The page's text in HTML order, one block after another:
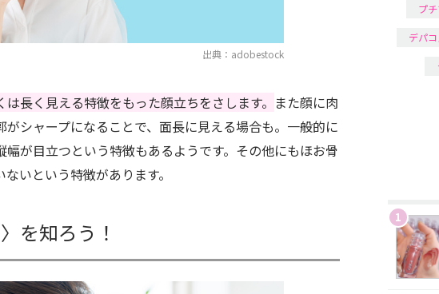
出典：adobestock
長く見える特徴をもった顔立ちをさします。 また顔に肉
シャープになることで、面長に見える場合も。一般的に
が目立つという特徴もあるようです。その他にもほお骨
いという特徴があります。
を知ろう！
プ
デパコ
1